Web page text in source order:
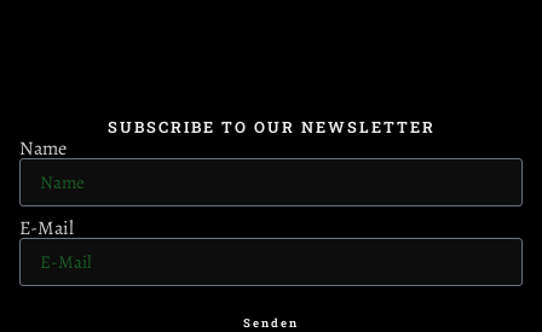
SUBSCRIBE TO OUR NEWSLETTER
Name
E-Mail
Senden